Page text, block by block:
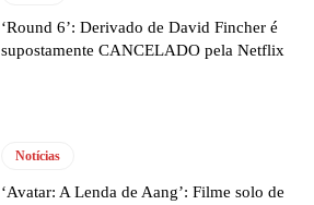
‘Round 6’: Derivado de David Fincher é
supostamente CANCELADO pela Netflix
Notícias
‘Avatar: A Lenda de Aang’: Filme solo de